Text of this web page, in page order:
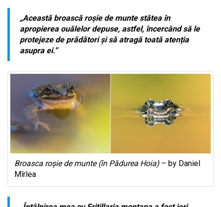
„Această broască roșie de munte stătea în
apropierea ouălelor depuse, astfel, încercând să le
protejeze de prădători și să atragă toată atenția
asupra ei.”
Broasca roșie de munte (în Pădurea Hoia) – by Daniel
Mîrlea